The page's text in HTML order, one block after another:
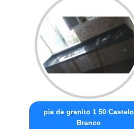
pia de granito 1 50 Castelo
Branco